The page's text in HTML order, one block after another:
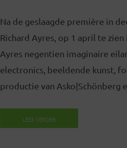
Na de geslaagde première in
Richard Ayres, op 1 april te
Ayres negentien imaginaire
electronics, beeldende kunst,
productie van Asko|Schönberg
LEES VERDER